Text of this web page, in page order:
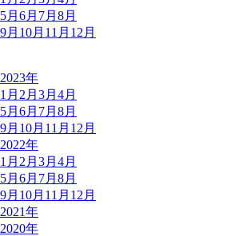
5月 6月 7月 8月
9月 10月 11月 12月
2023年
1月 2月 3月 4月
5月 6月 7月 8月
9月 10月 11月 12月
2022年
1月 2月 3月 4月
5月 6月 7月 8月
9月 10月 11月 12月
2021年
2020年